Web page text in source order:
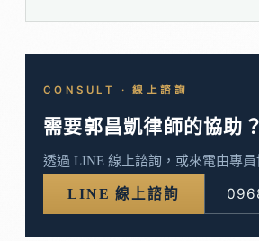
CONSULT · 線上諮詢
需要郭昌凱律師的協助？
透過 LINE 線上諮詢，或來電由專員
LINE 線上諮詢